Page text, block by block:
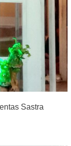
Sastra